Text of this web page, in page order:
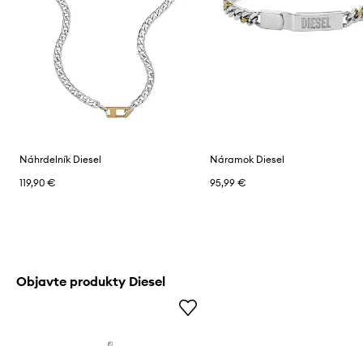
Náhrdelník Diesel
119,90 €
Náramok Diesel
95,99 €
Objavte produkty Diesel